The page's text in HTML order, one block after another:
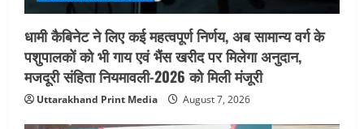
धामी कैबिनेट ने लिए कई महत्वपूर्ण निर्णय, अब सामान्य वर्ग के
पशुपालकों को भी गाय एवं भैंस खरीद पर मिलेगा अनुदान,
मजदूरी संहिता नियमावली-2026 को मिली मंजूरी
Uttarakhand Print Media August 7, 2026